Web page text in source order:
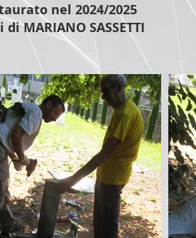
nel 2024/2025
MARIANO SASSETTI